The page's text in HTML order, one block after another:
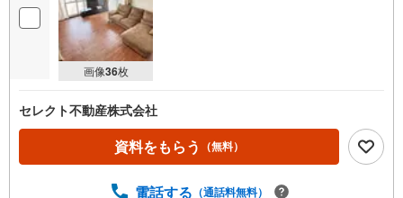
画像36枚
セレクト不動産株式会社
資料をもらう （無料）
電話する （通話料無料）